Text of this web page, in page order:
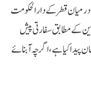
درمیان قطر کے دارالحکومت
کے مطابق سفارتی پیش
پیدا کیا ہے، اگرچہ آبنائے